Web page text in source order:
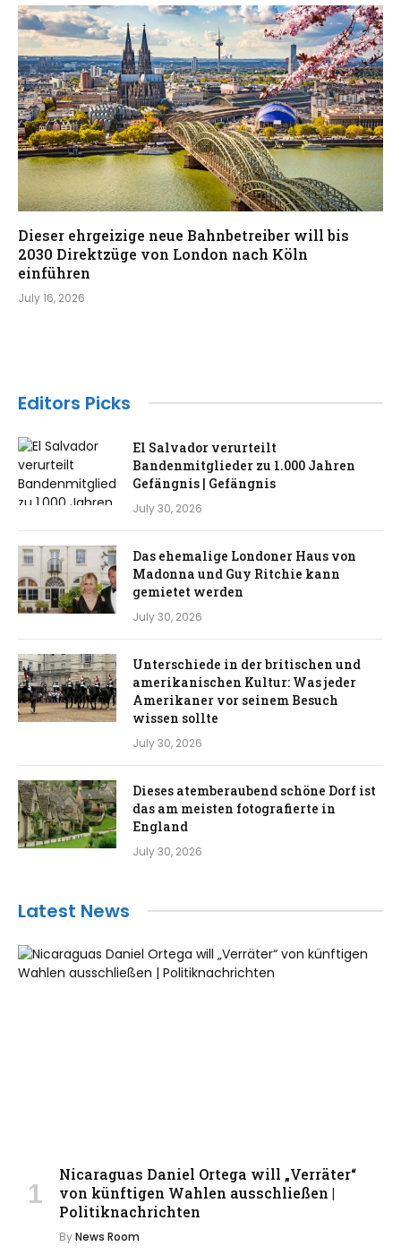
Dieser ehrgeizige neue Bahnbetreiber will bis
2030 Direktzüge von London nach Köln
einführen
July 16, 2026
Editors Picks
El Salvador verurteilt
Bandenmitglieder zu 1.000 Jahren
Gefängnis | Gefängnis
July 30, 2026
Das ehemalige Londoner Haus von
Madonna und Guy Ritchie kann
gemietet werden
July 30, 2026
Unterschiede in der britischen und
amerikanischen Kultur: Was jeder
Amerikaner vor seinem Besuch
wissen sollte
July 30, 2026
Dieses atemberaubend schöne Dorf ist
das am meisten fotografierte in
England
July 30, 2026
Latest News
Nicaraguas Daniel Ortega will „Verräter“
von künftigen Wahlen ausschließen |
Politiknachrichten
ByNews Room